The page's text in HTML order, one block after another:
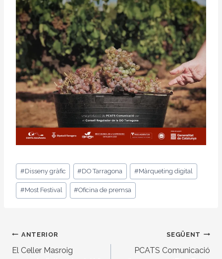
Etiquetes
d'entrada
#Disseny gràfic #DO Tarragona #Màrqueting digital
#Most Festival #Oficina de premsa
Navegació
d'entrades
ANTERIOR
El Celler Masroig
SEGÜENT
PCATS Comunicació